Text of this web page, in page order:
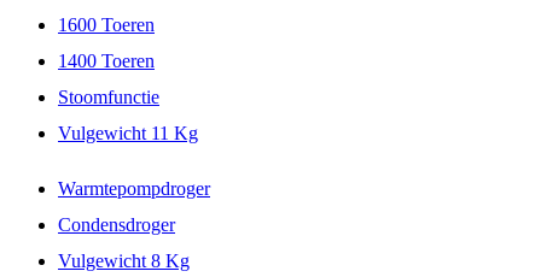
1600 Toeren
1400 Toeren
Stoomfunctie
Vulgewicht 11 Kg
Warmtepompdroger
Condensdroger
Vulgewicht 8 Kg